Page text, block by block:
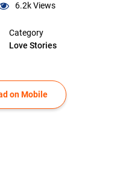
6.2kViews
Category
Love Stories
on Mobile